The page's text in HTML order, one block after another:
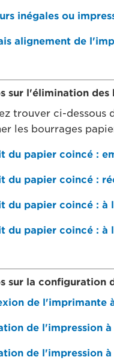
inégales ou
alignement de
sur l'élimination des
trouver ci-dessous
les bourrages
du papier coincé :
du papier coincé :
du papier coincé :
du papier coincé :
sur la configuration
de l'imprimante
de l'impression
de l'impression